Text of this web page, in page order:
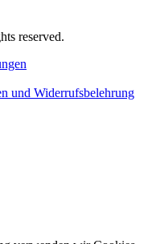
reserved.
und Widerrufsbelehrung